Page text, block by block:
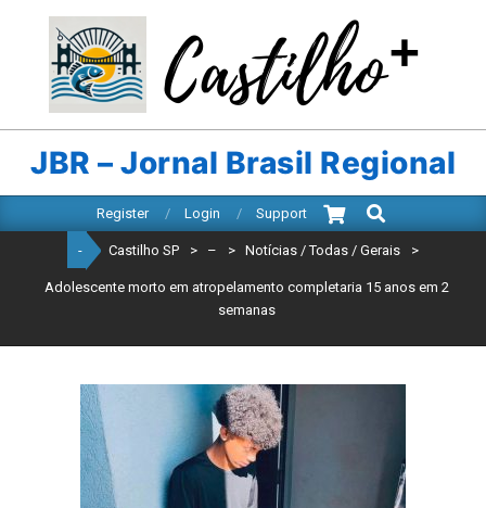
content
CASTILHO
SP
JBR – Jornal Brasil Regional
Navigation
Register Login Support
Search
- Castilho SP > – > Notícias / Todas / Gerais >
Adolescente morto em atropelamento completaria 15 anos em 2
semanas